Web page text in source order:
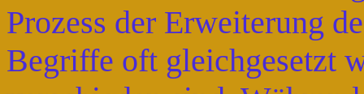
Prozess der Erweiterung
Begriffe oft gleichgesetzt